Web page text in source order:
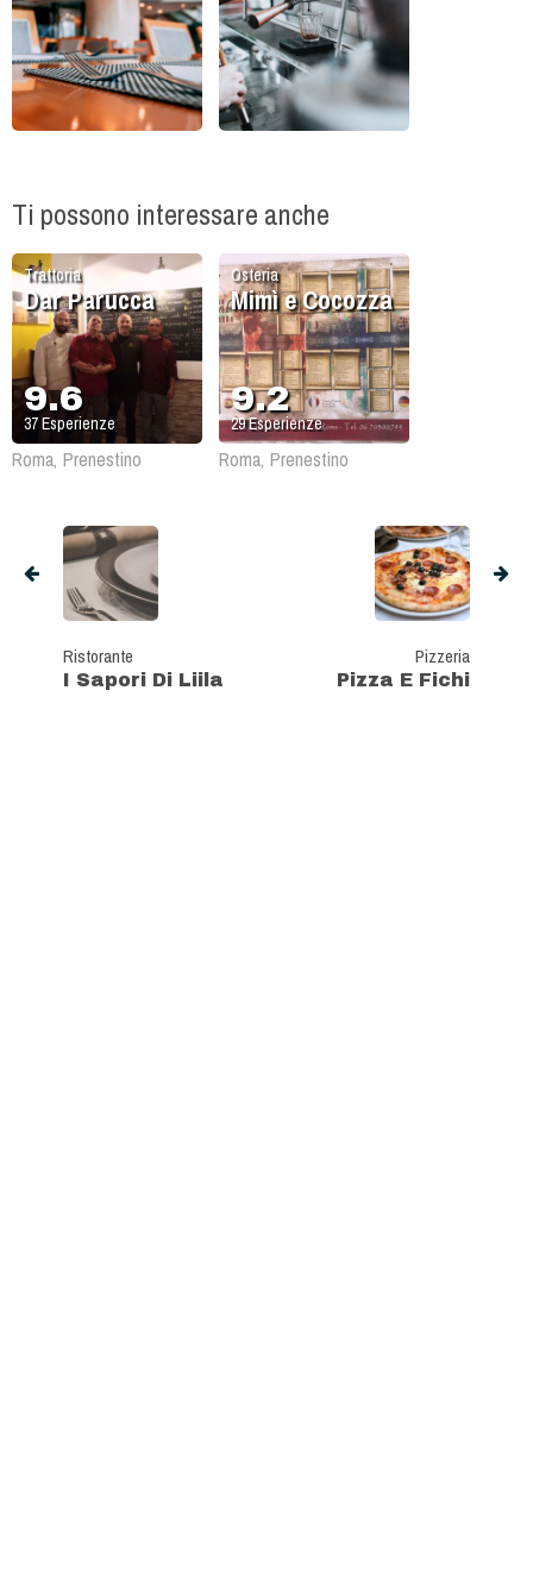
Ti possono interessare anche
Trattoria
Dar Parucca
9.6
37Esperienze
Roma, Prenestino
Osteria
Mimì e Cocozza
9.2
29Esperienze
Roma, Prenestino
Ristorante
I Sapori Di Liila
Pizzeria
Pizza E Fichi